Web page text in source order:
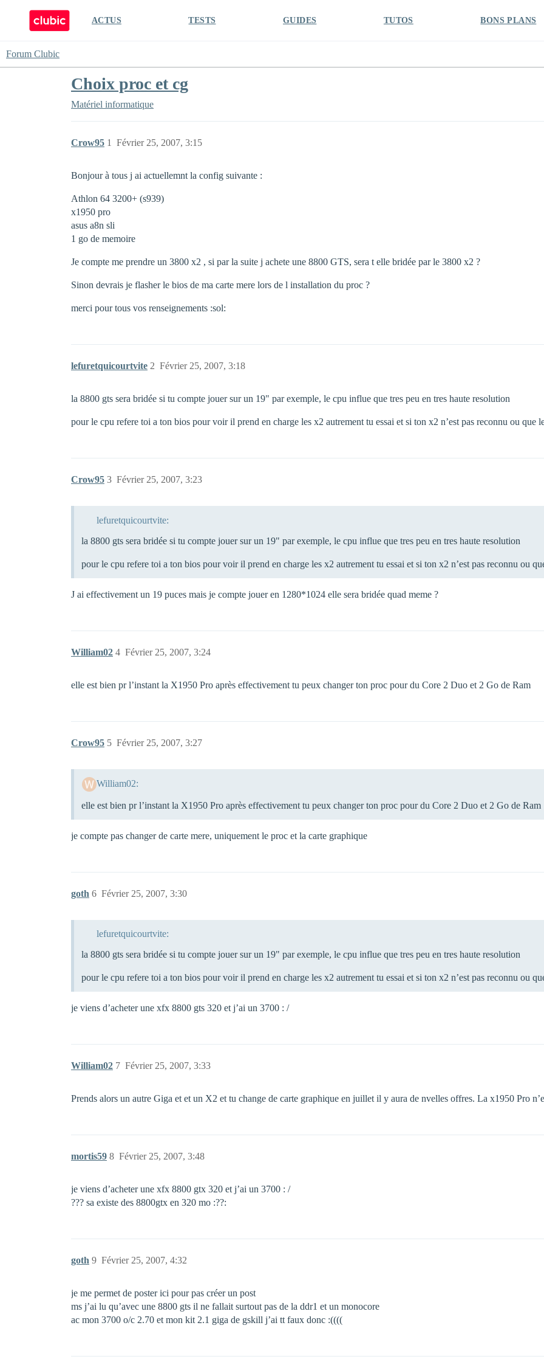
ACTUS TESTS GUIDES TUTOS BONS PLANS
Forum Clubic
Choix proc et cg
Matériel informatique
Crow95 Février 25, 2007, 3:15
1
Bonjour à tous j ai actuellemnt la config suivante :
Athlon 64 3200+ (s939)
x1950 pro
asus a8n sli
1 go de memoire
Je compte me prendre un 3800 x2 , si par la suite j achete une 8800 GTS, sera t elle bridée par le 3800 x2 ?
Sinon devrais je flasher le bios de ma carte mere lors de l installation du proc ?
merci pour tous vos renseignements :sol:
lefuretquicourtvite Février 25, 2007, 3:18
2
la 8800 gts sera bridée si tu compte jouer sur un 19" par exemple, le cpu influe que tres peu en tres haute resolution
pour le cpu refere toi a ton bios pour voir il prend en charge les x2 autrement tu essai et si ton x2 n’est pas reconnu ou que
Crow95 Février 25, 2007, 3:23
3
lefuretquicourtvite:
la 8800 gts sera bridée si tu compte jouer sur un 19" par exemple, le cpu influe que tres peu en tres haute resolution
pour le cpu refere toi a ton bios pour voir il prend en charge les x2 autrement tu essai et si ton x2 n’est pas reconnu ou
J ai effectivement un 19 puces mais je compte jouer en 1280*1024 elle sera bridée quad meme ?
William02 Février 25, 2007, 3:24
4
elle est bien pr l’instant la X1950 Pro après effectivement tu peux changer ton proc pour du Core 2 Duo et 2 Go de Ram
Crow95 Février 25, 2007, 3:27
5
William02:
elle est bien pr l’instant la X1950 Pro après effectivement tu peux changer ton proc pour du Core 2 Duo et 2 Go de Ram
je compte pas changer de carte mere, uniquement le proc et la carte graphique
goth Février 25, 2007, 3:30
6
lefuretquicourtvite:
la 8800 gts sera bridée si tu compte jouer sur un 19" par exemple, le cpu influe que tres peu en tres haute resolution
pour le cpu refere toi a ton bios pour voir il prend en charge les x2 autrement tu essai et si ton x2 n’est pas reconnu ou
je viens d’acheter une xfx 8800 gts 320 et j’ai un 3700 : /
William02 Février 25, 2007, 3:33
7
Prends alors un autre Giga et et un X2 et tu change de carte graphique en juillet il y aura de nvelles offres. La x1950 Pro
mortis59 Février 25, 2007, 3:48
8
je viens d’acheter une xfx 8800 gtx 320 et j’ai un 3700 : /
??? sa existe des 8800gtx en 320 mo :??:
goth Février 25, 2007, 4:32
9
je me permet de poster ici pour pas créer un post
ms j’ai lu qu’avec une 8800 gts il ne fallait surtout pas de la ddr1 et un monocore
ac mon 3700 o/c 2.70 et mon kit 2.1 giga de gskill j’ai tt faux donc :((((